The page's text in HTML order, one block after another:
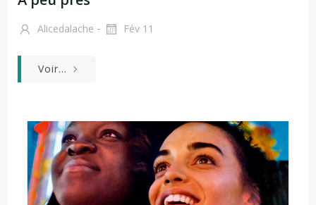
Alicedalache - Fév 11
Voir...